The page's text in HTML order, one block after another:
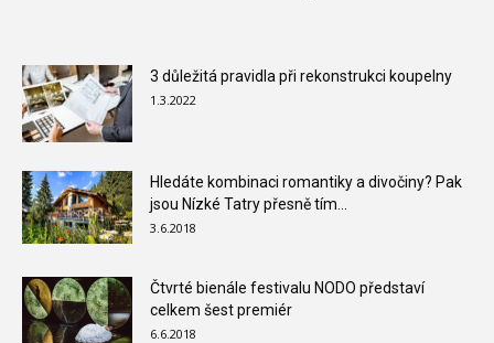
3 důležitá pravidla při rekonstrukci koupelny
1.3.2022
Hledáte kombinaci romantiky a divočiny? Pak
jsou Nízké Tatry přesně tím...
3.6.2018
Čtvrté bienále festivalu NODO představí
celkem šest premiér
6.6.2018